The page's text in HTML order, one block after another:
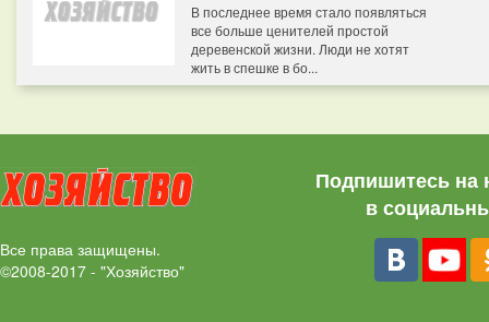
В последнее время стало появляться
все больше ценителей простой
деревенской жизни. Люди не хотят
жить в спешке в бо...
Все права защищены.
©2008-2017 - "Хозяйство"
Подпишитесь на
в